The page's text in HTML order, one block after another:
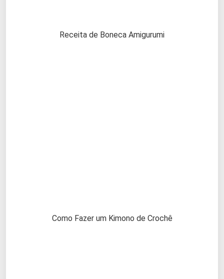
Receita de Boneca Amigurumi
Como Fazer um Kimono de Crochê